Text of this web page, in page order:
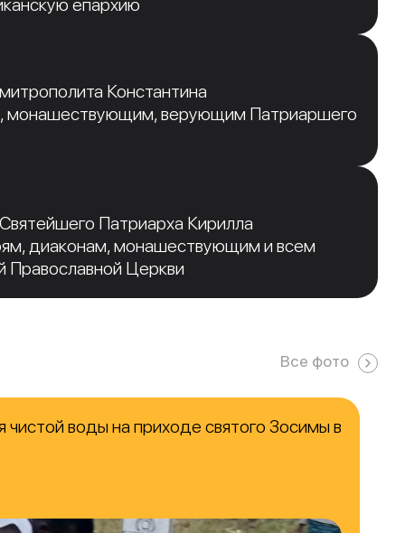
епархию
Константина
монашествующим, верующим Патриаршего
Патриарха Кирилла
диаконам, монашествующим и всем
Православной Церкви
Все фото
воды на приходе святого Зосимы в